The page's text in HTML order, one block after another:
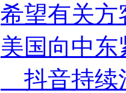
希望有关方
美国向中
抖音持续